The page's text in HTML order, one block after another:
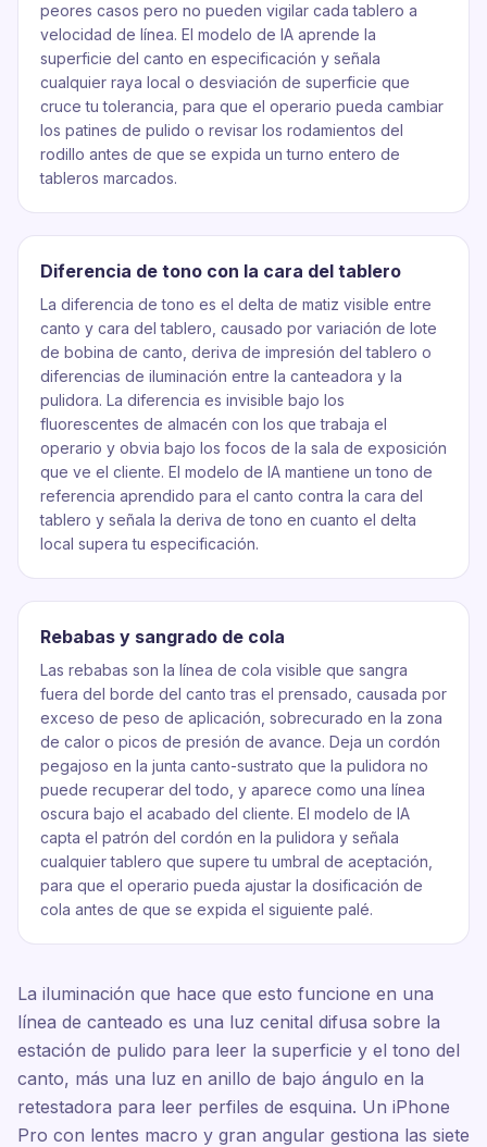
peores casos pero no pueden vigilar cada tablero a
velocidad de línea. El modelo de IA aprende la
superficie del canto en especificación y señala
cualquier raya local o desviación de superficie que
cruce tu tolerancia, para que el operario pueda cambiar
los patines de pulido o revisar los rodamientos del
rodillo antes de que se expida un turno entero de
tableros marcados.
Diferencia de tono con la cara del tablero
La diferencia de tono es el delta de matiz visible entre
canto y cara del tablero, causado por variación de lote
de bobina de canto, deriva de impresión del tablero o
diferencias de iluminación entre la canteadora y la
pulidora. La diferencia es invisible bajo los
fluorescentes de almacén con los que trabaja el
operario y obvia bajo los focos de la sala de exposición
que ve el cliente. El modelo de IA mantiene un tono de
referencia aprendido para el canto contra la cara del
tablero y señala la deriva de tono en cuanto el delta
local supera tu especificación.
Rebabas y sangrado de cola
Las rebabas son la línea de cola visible que sangra
fuera del borde del canto tras el prensado, causada por
exceso de peso de aplicación, sobrecurado en la zona
de calor o picos de presión de avance. Deja un cordón
pegajoso en la junta canto-sustrato que la pulidora no
puede recuperar del todo, y aparece como una línea
oscura bajo el acabado del cliente. El modelo de IA
capta el patrón del cordón en la pulidora y señala
cualquier tablero que supere tu umbral de aceptación,
para que el operario pueda ajustar la dosificación de
cola antes de que se expida el siguiente palé.
La iluminación que hace que esto funcione en una
línea de canteado es una luz cenital difusa sobre la
estación de pulido para leer la superficie y el tono del
canto, más una luz en anillo de bajo ángulo en la
retestadora para leer perfiles de esquina. Un iPhone
Pro con lentes macro y gran angular gestiona las siete